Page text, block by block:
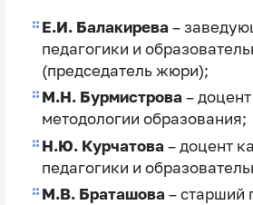
Е.И. Балакирева–
педагогики и
(председатель жюри);
М.Н. Бурмистрова–
методологии образования;
Н.Ю. Курчатова– доцент
педагогики и
М.В. Браташова– старший